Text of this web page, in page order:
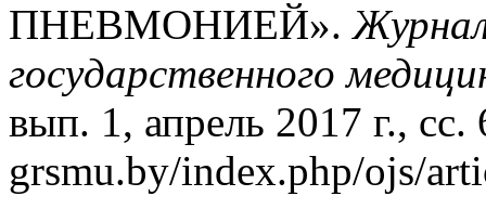
ПНЕВМОНИЕЙ».
государственного
вып. 1, апрель 2017 г.,
grsmu.by/index.php/ojs/